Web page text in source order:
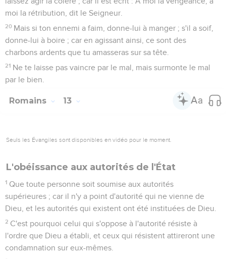
18 Celui qui sert Christ de cette manière est agréable à Dieu
et approuvé des hommes.
Ainsi donc, recherchons ce qui contribue à la paix et à
l'édification mutuelle.
vérité toutes choses sont pures ; mais il est mal à l'homme,
quand il mange, de devenir une pierre d'achoppement.
21 Il est bien de ne pas manger de viande, de ne pas boire de
22
Cette foi que tu as, garde-la pour toi devant Dieu.
qu'il approuve !
condamné, parce qu'il n'agit pas par conviction. Tout ce qui
n'est pas le produit d'une conviction est péché.
Romains 15